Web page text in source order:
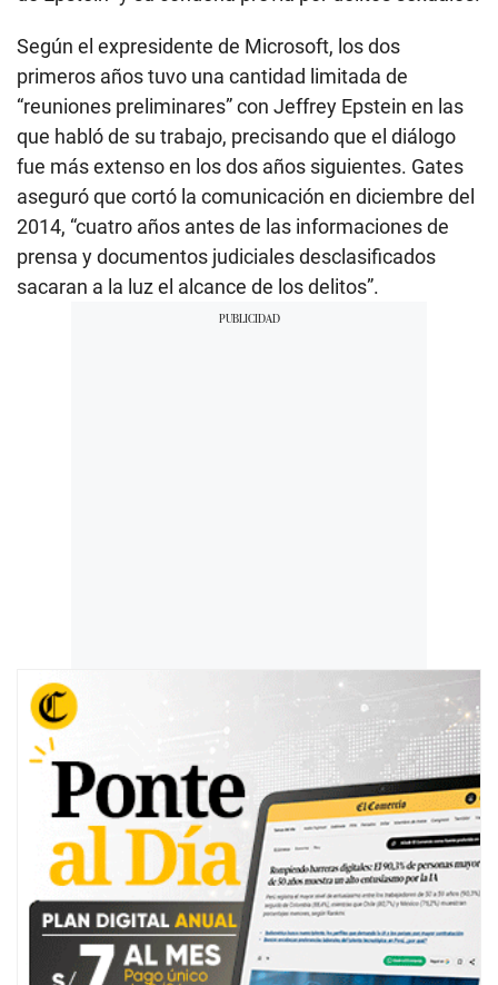
Según el expresidente de Microsoft, los dos
primeros años tuvo una cantidad limitada de
“reuniones preliminares” con Jeffrey Epstein en las
que habló de su trabajo, precisando que el diálogo
fue más extenso en los dos años siguientes. Gates
aseguró que cortó la comunicación en diciembre del
2014, “cuatro años antes de las informaciones de
prensa y documentos judiciales desclasificados
sacaran a la luz el alcance de los delitos”.